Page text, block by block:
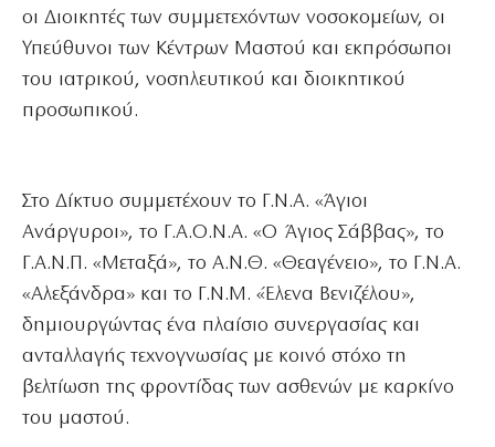
οι Διοικητές των συμμετεχόντων νοσοκομείων, οι
Υπεύθυνοι των Κέντρων Μαστού και εκπρόσωποι
του ιατρικού, νοσηλευτικού και διοικητικού
προσωπικού.
Στο Δίκτυο συμμετέχουν το Γ.Ν.Α. «Άγιοι
Ανάργυροι», το Γ.Α.Ο.Ν.Α. «Ο Άγιος Σάββας», το
Γ.Α.Ν.Π. «Μεταξά», το Α.Ν.Θ. «Θεαγένειο», το Γ.Ν.Α.
«Αλεξάνδρα» και το Γ.Ν.Μ. «Έλενα Βενιζέλου»,
δημιουργώντας ένα πλαίσιο συνεργασίας και
ανταλλαγής τεχνογνωσίας με κοινό στόχο τη
βελτίωση της φροντίδας των ασθενών με καρκίνο
του μαστού.